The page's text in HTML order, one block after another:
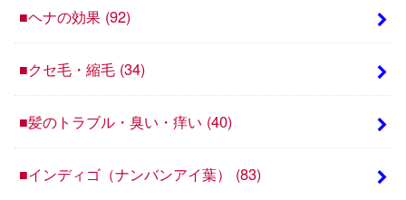
■ヘナの効果 (92)
■クセ毛・縮毛 (34)
■髪のトラブル・臭い・痒い (40)
■インディゴ（ナンバンアイ葉） (83)